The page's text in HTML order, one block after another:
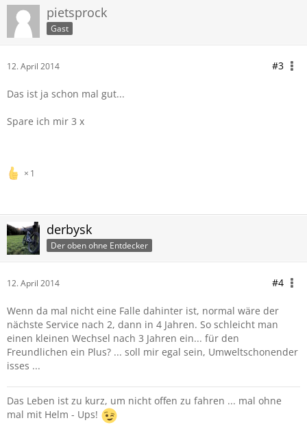
pietsprock
Gast
12. April 2014 #3
Das ist ja schon mal gut...
Spare ich mir 3 x
1
derbysk
Der oben ohne Entdecker
12. April 2014 #4
Wenn da mal nicht eine Falle dahinter ist, normal wäre der
nächste Service nach 2, dann in 4 Jahren. So schleicht man
einen kleinen Wechsel nach 3 Jahren ein... für den
Freundlichen ein Plus? ... soll mir egal sein, Umweltschonender
isses ...
Das Leben ist zu kurz, um nicht offen zu fahren ... mal ohne
mal mit Helm - Ups!